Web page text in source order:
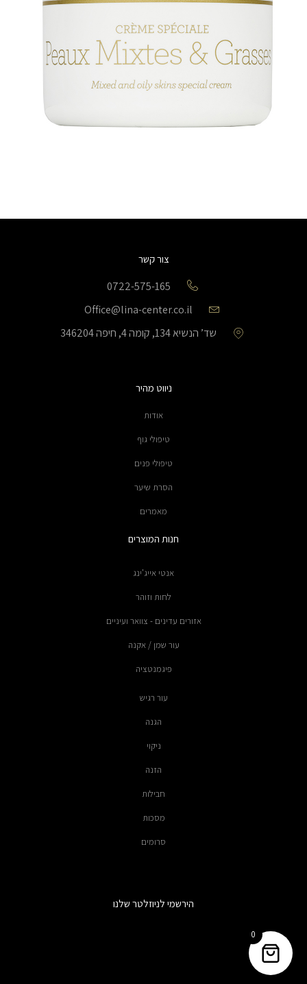
צור קשר
0722-575-165
Office@lina-center.co.il
שד’ הנשיא 134, קומה 4, חיפה 346204
ניווט מהיר
אודות
טיפולי גוף
טיפולי פנים
הסרת שיער
מאמרים
חנות המוצרים
אנטי אייג'ינג
לחות וזוהר
אזורים עדינים - צוואר ועיניים
עור שמן / אקנה
פיגמנטציה
עור רגיש
הגנה
ניקוי
הזנה
חבילות
מסכות
סרומים
הירשמי לניוזלטר שלנו
0